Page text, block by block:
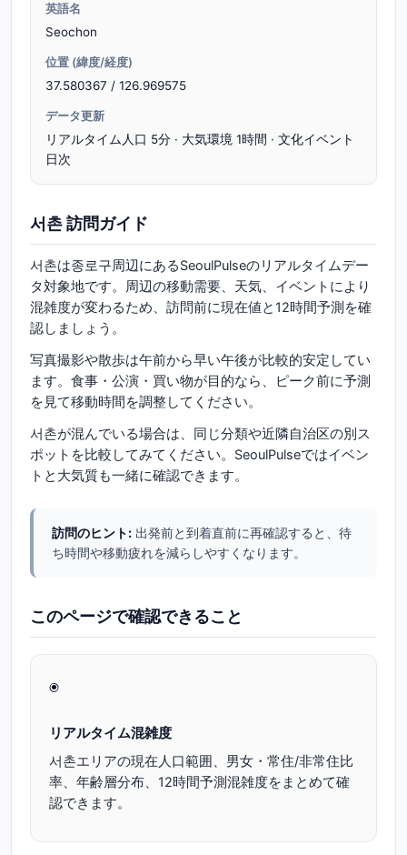
英語名
Seochon
位置 (緯度/経度)
37.580367 / 126.969575
データ更新
リアルタイム人口 5分 · 大気環境 1時間 · 文化イベント
日次
서촌 訪問ガイド
서촌は종로구周辺にあるSeoulPulseのリアルタイムデー
タ対象地です。周辺の移動需要、天気、イベントにより
混雑度が変わるため、訪問前に現在値と12時間予測を確
認しましょう。
写真撮影や散歩は午前から早い午後が比較的安定してい
ます。食事・公演・買い物が目的なら、ピーク前に予測
を見て移動時間を調整してください。
서촌が混んでいる場合は、同じ分類や近隣自治区の別ス
ポットを比較してみてください。SeoulPulseではイベン
トと大気質も一緒に確認できます。
訪問のヒント: 出発前と到着直前に再確認すると、待
ち時間や移動疲れを減らしやすくなります。
このページで確認できること
◉
リアルタイム混雑度
서촌エリアの現在人口範囲、男女・常住/非常住比
率、年齢層分布、12時間予測混雑度をまとめて確
認できます。